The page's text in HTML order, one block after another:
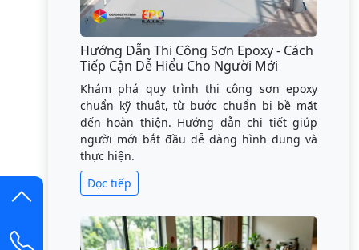
Hướng Dẫn Thi Công Sơn Epoxy - Cách
Tiếp Cận Dễ Hiểu Cho Người Mới
Khám phá quy trình thi công sơn epoxy
chuẩn kỹ thuật, từ bước chuẩn bị bề mặt
đến hoàn thiện. Hướng dẫn chi tiết giúp
người mới bắt đầu dễ dàng hình dung và
thực hiện.
Đọc tiếp